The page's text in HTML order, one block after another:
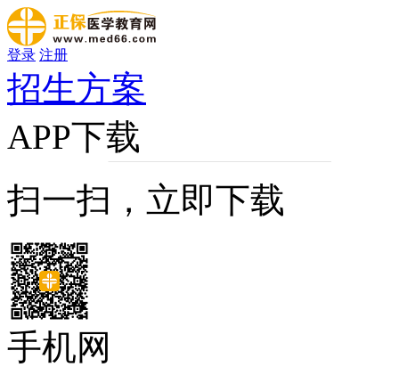
登录 注册
招生方案
APP下载
扫一扫，立即下载
手机网